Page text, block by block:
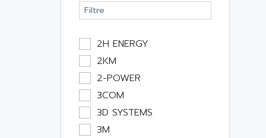
Consommable
Energie
Optoélectronique
Passif
Bureau
Emballage
Informatique
APRIL 5000
XUD
TSX MICRO
MAGELIS
TCCX
CCX17
TELEFAST
2H ENERGY
2KM
2-POWER
3COM
3D SYSTEMS
3M